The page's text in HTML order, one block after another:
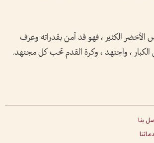
الكثير ، فهو قد آمن بقدراته وعرف
، واجتهد ، وكرة القدم تحب كل مجتهد.
بنا